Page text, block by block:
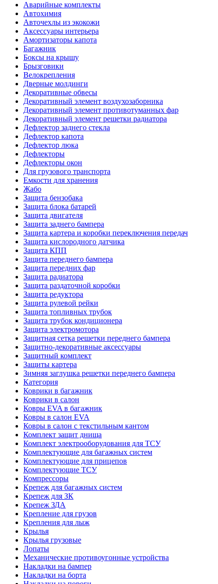
Аварийные комплекты
Автохимия
Авточехлы из экокожи
Аксессуары интерьера
Амортизаторы капота
Багажник
Боксы на крышу
Брызговики
Велокрепления
Дверные молдинги
Декоративные обвесы
Декоративный элемент воздухозаборника
Декоративный элемент противотуманных фар
Декоративный элемент решетки радиатора
Дефлектор заднего стекла
Дефлектор капота
Дефлектор люка
Дефлекторы
Дефлекторы окон
Для грузового транспорта
Емкости для хранения
Жабо
Защита бензобака
Защита блока батарей
Защита двигателя
Защита заднего бампера
Защита картера и коробки переключения передач
Защита кислородного датчика
Защита КПП
Защита переднего бампера
Защита передних фар
Защита радиатора
Защита раздаточной коробки
Защита редуктора
Защита рулевой рейки
Защита топливных трубок
Защита трубок кондиционера
Защита электромотора
Защитная сетка решетки переднего бампера
Защитно-декоративные аксессуары
Защитный комплект
Защиты картера
Зимняя заглушка решетки переднего бампера
Категория
Коврики в багажник
Коврики в салон
Ковры EVA в багажник
Ковры в салон EVA
Ковры в салон с текстильным кантом
Комплект защит днища
Комплект электрооборудования для ТСУ
Комплектующие для багажных систем
Комплектующие для прицепов
Комплектующие ТСУ
Компрессоры
Крепеж для багажных систем
Крепеж для ЗК
Крепеж ЗДА
Крепление для грузов
Крепления для лыж
Крылья
Крылья грузовые
Лопаты
Механические противоугонные устройства
Накладки на бампер
Накладки на борта